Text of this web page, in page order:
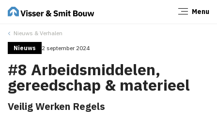
Menu
Nieuws & Verhalen
Nieuws 2 september 2024
#8 Arbeidsmiddelen,
gereedschap & materieel
Veilig Werken Regels
Sluiten